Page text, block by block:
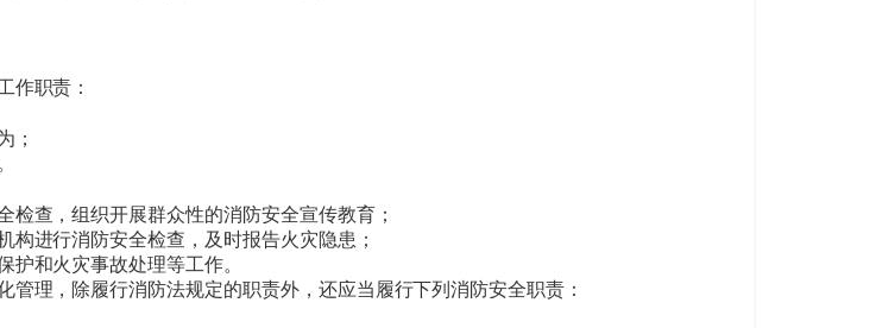
作职责：
；
检查，组织开展群众性的消防安全宣传教育；
构进行消防安全检查，及时报告火灾隐患；
护和火灾事故处理等工作。
理，除履行消防法规定的职责外，还应当履行下列消防安全职责：